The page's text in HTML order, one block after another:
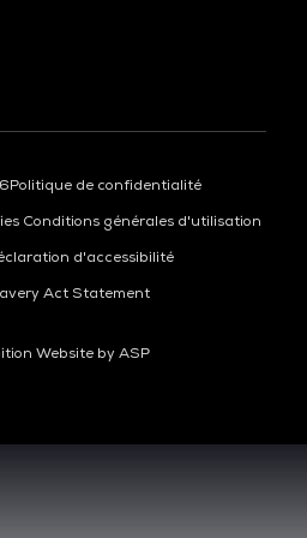
Politique de confidentialité
Conditions générales d'utilisation
d'accessibilité
Act Statement
Website by ASP